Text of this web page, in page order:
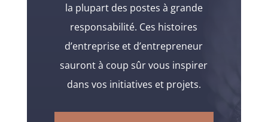
la plupart des postes à grande
responsabilité. Ces histoires
d’entreprise et d’entrepreneur
sauront à coup sûr vous inspirer
dans vos initiatives et projets.